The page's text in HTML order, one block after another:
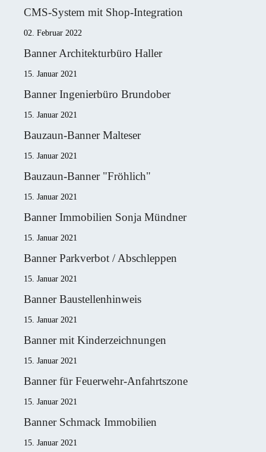
CMS-System mit Shop-Integration
02. Februar 2022
Banner Architekturbüro Haller
15. Januar 2021
Banner Ingenierbüro Brundober
15. Januar 2021
Bauzaun-Banner Malteser
15. Januar 2021
Bauzaun-Banner "Fröhlich"
15. Januar 2021
Banner Immobilien Sonja Mündner
15. Januar 2021
Banner Parkverbot / Abschleppen
15. Januar 2021
Banner Baustellenhinweis
15. Januar 2021
Banner mit Kinderzeichnungen
15. Januar 2021
Banner für Feuerwehr-Anfahrtszone
15. Januar 2021
Banner Schmack Immobilien
15. Januar 2021